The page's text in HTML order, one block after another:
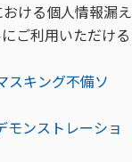
ける個人情報漏え
ご利用いただける
スキング不備ソ
モンストレーショ